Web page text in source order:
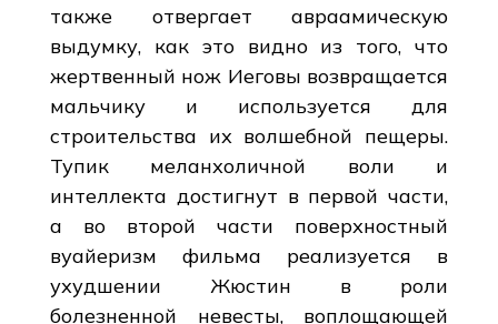
также отвергает авраамическую
выдумку, как это видно из того, что
жертвенный нож Иеговы возвращается
мальчику и используется для
строительства их волшебной пещеры.
Тупик меланхоличной воли и
интеллекта достигнут в первой части,
а во второй части поверхностный
вуайеризм фильма реализуется в
ухудшении Жюстин в роли
болезненной невесты, воплощающей